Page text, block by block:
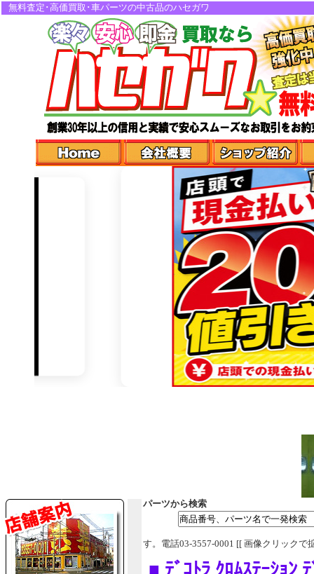
無料査定･高価買取･車パーツの中古品のハセガワ
パーツから検索
す。電話03-3557-0001 [[ 画像クリックで
■ ﾃﾞｺﾄﾗ ｸﾛﾑｽﾃｰｼｮﾝ